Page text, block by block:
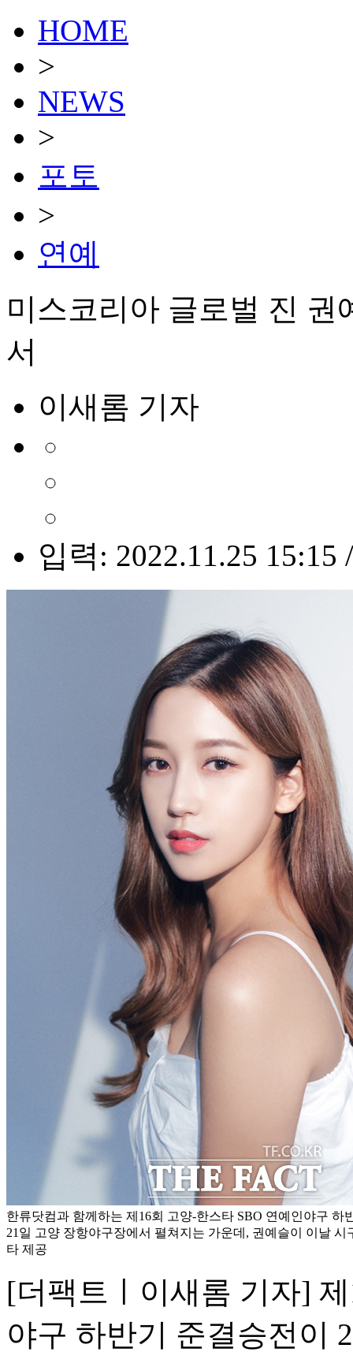
HOME
>
NEWS
>
포토
>
연예
미스코리아 글로벌 진 권
서
이새롬 기자
입력: 2022.11.25 15:15
한류닷컴과 함께하는 제16회 고양-한스타 SBO 연예인야구 하
21일 고양 장항야구장에서 펼쳐지는 가운데, 권예슬이 이날 시
타 제공
[더팩트ㅣ이새롬 기자]
야구 하반기 준결승전이